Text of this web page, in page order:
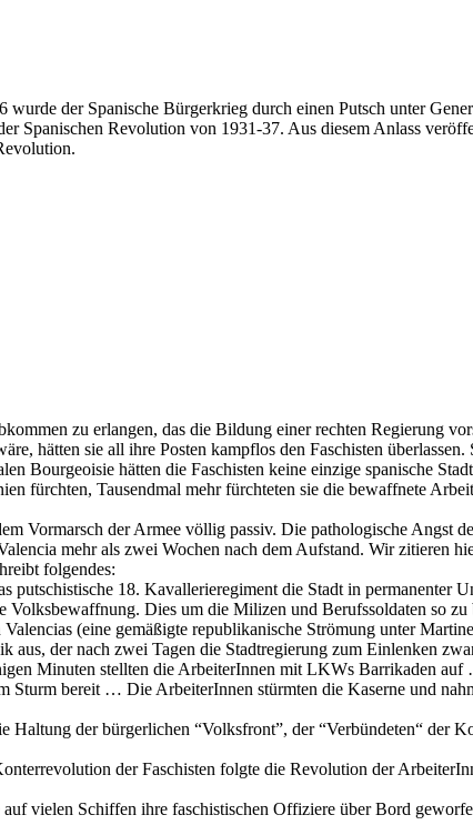
wurde der Spanische Bürgerkrieg durch einen Putsch unter
Spanischen Revolution von 1931-37. Aus diesem Anlass
zu erlangen, das die Bildung einer rechten Regierung
hätten sie all ihre Posten kampflos den Faschisten
Bourgeoisie hätten die Faschisten keine einzige spanische
fürchten, Tausendmal mehr fürchteten sie die bewaffnete
Vormarsch der Armee völlig passiv. Die pathologische Angst
mehr als zwei Wochen nach dem Aufstand. Wir
folgendes:
putschistische 18. Kavallerieregiment die Stadt in
Dies um die Milizen und Berufssoldaten so
(eine gemäßigte republikanische Strömung unter
aus, der nach zwei Tagen die Stadtregierung zum Einlenken
Minuten stellten die ArbeiterInnen mit LKWs Barrikaden
Sturm bereit … Die ArbeiterInnen stürmten die Kaserne und
Haltung der bürgerlichen “Volksfront”, der “Verbündeten“ der
der Faschisten folgte die Revolution der
vielen Schiffen ihre faschistischen Offiziere über Bord